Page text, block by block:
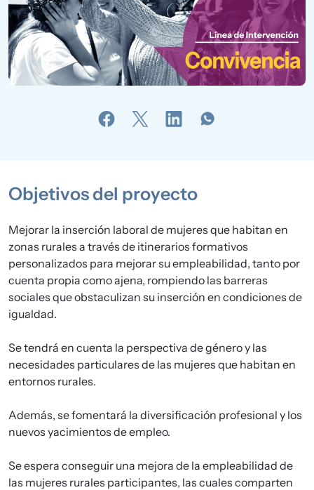
Objetivos del proyecto
Mejorar la inserción laboral de mujeres que habitan en
zonas rurales a través de itinerarios formativos
personalizados para mejorar su empleabilidad, tanto por
cuenta propia como ajena, rompiendo las barreras
sociales que obstaculizan su inserción en condiciones de
igualdad.
Se tendrá en cuenta la perspectiva de género y las
necesidades particulares de las mujeres que habitan en
entornos rurales.
Además, se fomentará la diversificación profesional y los
nuevos yacimientos de empleo.
Se espera conseguir una mejora de la empleabilidad de
las mujeres rurales participantes, las cuales comparten